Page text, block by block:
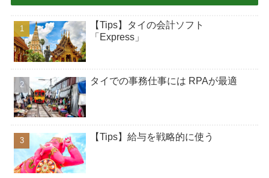
【Tips】タイの会計ソフト
「Express」
タイでの事務仕事には RPAが最適
【Tips】給与を戦略的に使う